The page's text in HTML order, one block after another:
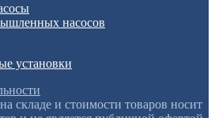
насосов
установки
складе и стоимости товаров носит